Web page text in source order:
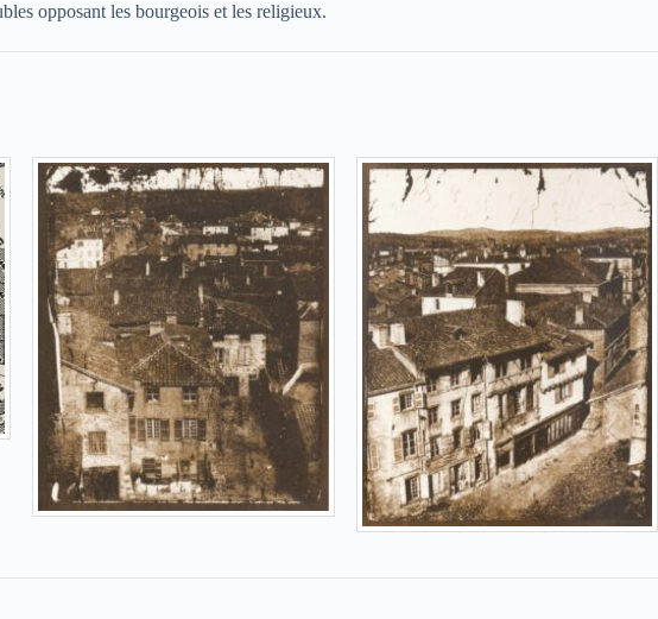
opposant les bourgeois et les religieux.